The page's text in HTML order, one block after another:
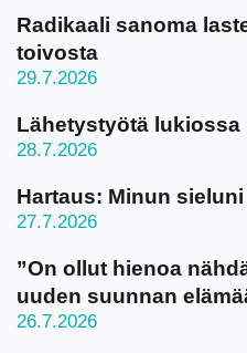
Radikaali sanoma
toivosta
29.7.2026
Lähetystyötä lukiossa
28.7.2026
Hartaus: Minun
27.7.2026
”On ollut hienoa
uuden suunnan
26.7.2026